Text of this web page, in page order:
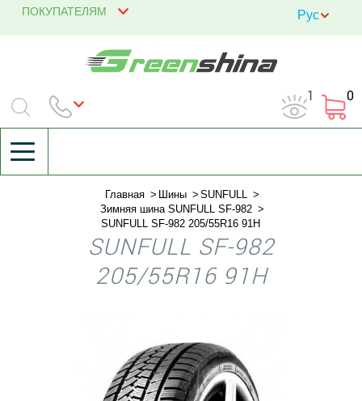
ПОКУПАТЕЛЯМ
1 0
Главная Шины
SUNFULL
Зимняя шина SUNFULL SF-982
SUNFULL SF-982 205/55R16 91H
SUNFULL SF-982
205/55R16 91H